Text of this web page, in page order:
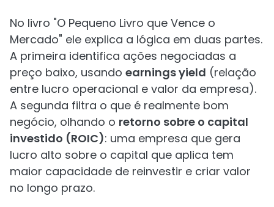
No livro "O Pequeno Livro que Vence o
Mercado" ele explica a lógica em duas partes.
A primeira identifica ações negociadas a
preço baixo, usando earnings yield (relação
entre lucro operacional e valor da empresa).
A segunda filtra o que é realmente bom
negócio, olhando o retorno sobre o capital
investido (ROIC): uma empresa que gera
lucro alto sobre o capital que aplica tem
maior capacidade de reinvestir e criar valor
no longo prazo.